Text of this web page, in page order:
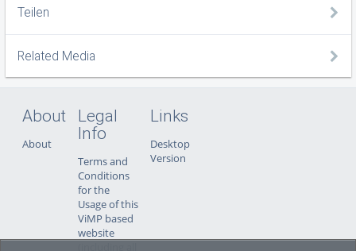
Teilen
Related Media
About
About
Legal
Info
Terms and
Conditions
for the
Usage of this
ViMP based
website
Links
Desktop
Version